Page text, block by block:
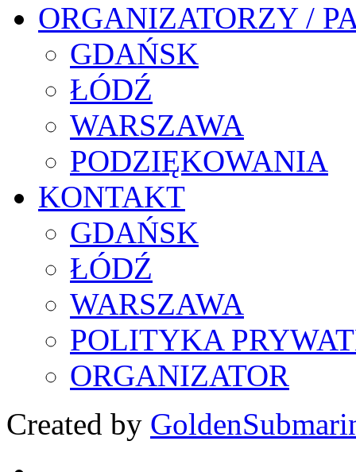
ORGANIZATORZY /
GDAŃSK
ŁÓDŹ
WARSZAWA
PODZIĘKOWANIA
KONTAKT
GDAŃSK
ŁÓDŹ
WARSZAWA
POLITYKA
ORGANIZATOR
Created by